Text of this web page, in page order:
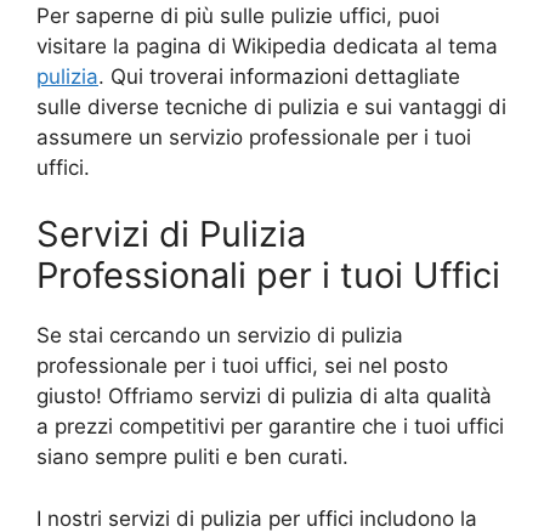
Per saperne di più sulle pulizie uffici, puoi
visitare la pagina di Wikipedia dedicata al tema
pulizia. Qui troverai informazioni dettagliate
sulle diverse tecniche di pulizia e sui vantaggi di
assumere un servizio professionale per i tuoi
uffici.
Servizi di Pulizia
Professionali per i tuoi Uffici
Se stai cercando un servizio di pulizia
professionale per i tuoi uffici, sei nel posto
giusto! Offriamo servizi di pulizia di alta qualità
a prezzi competitivi per garantire che i tuoi uffici
siano sempre puliti e ben curati.
I nostri servizi di pulizia per uffici includono la